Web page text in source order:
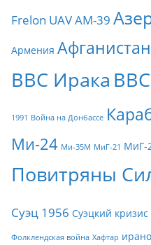
Frelon UAVАМ-39
Армения Афганистан
ВВС Ирака
1991 Война на Донбассе
Ми-24 Ми-35М МиГ-21 МиГ-
Повитряны
Суэц 1956 Суэцкий кризис
Фолклендская война Хафтар